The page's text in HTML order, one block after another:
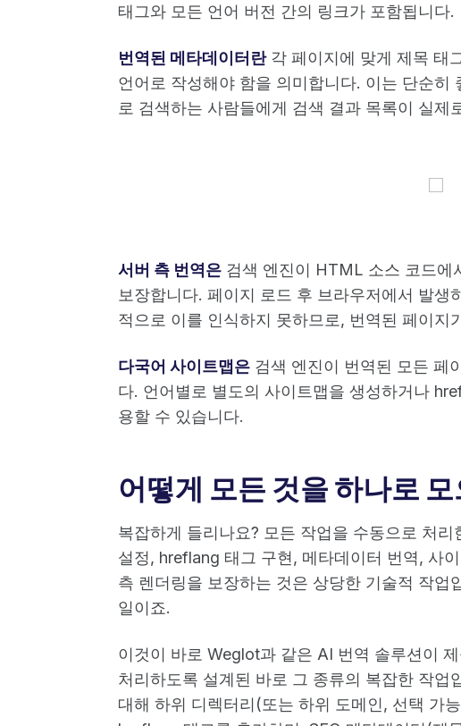
태그와 모든 언어 버전 간의 링크가 포함됩니다.
번역된 메타데이터란각 페이지에 맞게 제목 태
언어로 작성해야 함을 의미합니다. 이는 단순히
로 검색하는 사람들에게 검색 결과 목록이 실제
서버 측 번역은 검색 엔진이 HTML 소스 코드에
보장합니다. 페이지 로드 후 브라우저에서 발
적으로 이를 인식하지 못하므로, 번역된 페이지
다국어 사이트맵은 검색 엔진이 번역된 모든 페
다. 언어별로 별도의 사이트맵을 생성하거나
용할 수 있습니다.
어떻게 모든 것을 하나로
복잡하게 들리나요? 모든 작업을 수동으로 처
설정, hreflang 태그 구현, 메타데이터 번역, 사
측 렌더링을 보장하는 것은 상당한 기술적 작업
일이죠.
이것이 바로 Weglot과 같은 AI 번역 솔루션이
처리하도록 설계된 바로 그 종류의 복잡한 작
대해 하위 디렉터리(또는 하위 도메인, 선택 가